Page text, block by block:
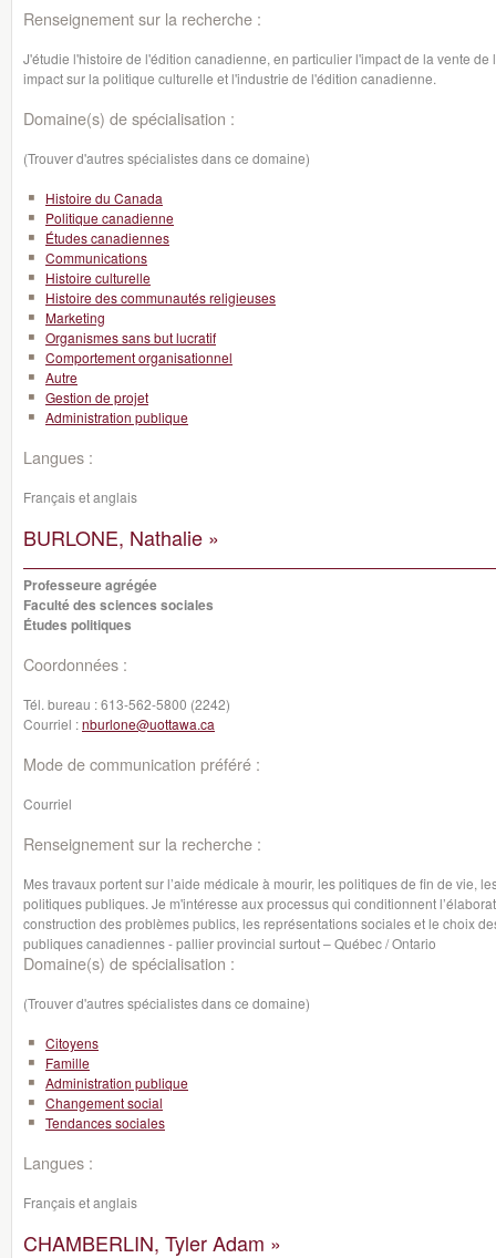
Renseignement sur la recherche :
J'étudie l'histoire de l'édition canadienne, en particulier l'impact de la vente
impact sur la politique culturelle et l'industrie de l'édition canadienne.
Domaine(s) de spécialisation :
(Trouver d'autres spécialistes dans ce domaine)
Histoire du Canada
Politique canadienne
Études canadiennes
Communications
Histoire culturelle
Histoire des communautés religieuses
Marketing
Organismes sans but lucratif
Comportement organisationnel
Autre
Gestion de projet
Administration publique
Langues :
Français et anglais
BURLONE, Nathalie »
Professeure agrégée
Faculté des sciences sociales
Études politiques
Coordonnées :
Tél. bureau :613-562-5800 (2242)
Courriel :nburlone@uottawa.ca
Mode de communication préféré :
Courriel
Renseignement sur la recherche :
Mes travaux portent sur l’aide médicale à mourir, les politiques de fin de vie,
politiques publiques. Je m'intéresse aux processus qui conditionnent
construction des problèmes publics, les représentations sociales et le choix
publiques canadiennes - pallier provincial surtout – Québec / Ontario
Domaine(s) de spécialisation :
(Trouver d'autres spécialistes dans ce domaine)
Citoyens
Famille
Administration publique
Changement social
Tendances sociales
Langues :
Français et anglais
CHAMBERLIN, Tyler Adam »